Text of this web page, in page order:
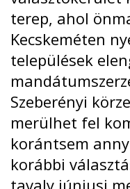
terep, ahol
Kecskeméten
települések
Szeberényi
merülhet fel
korántsem
korábbi
tavaly júniusi